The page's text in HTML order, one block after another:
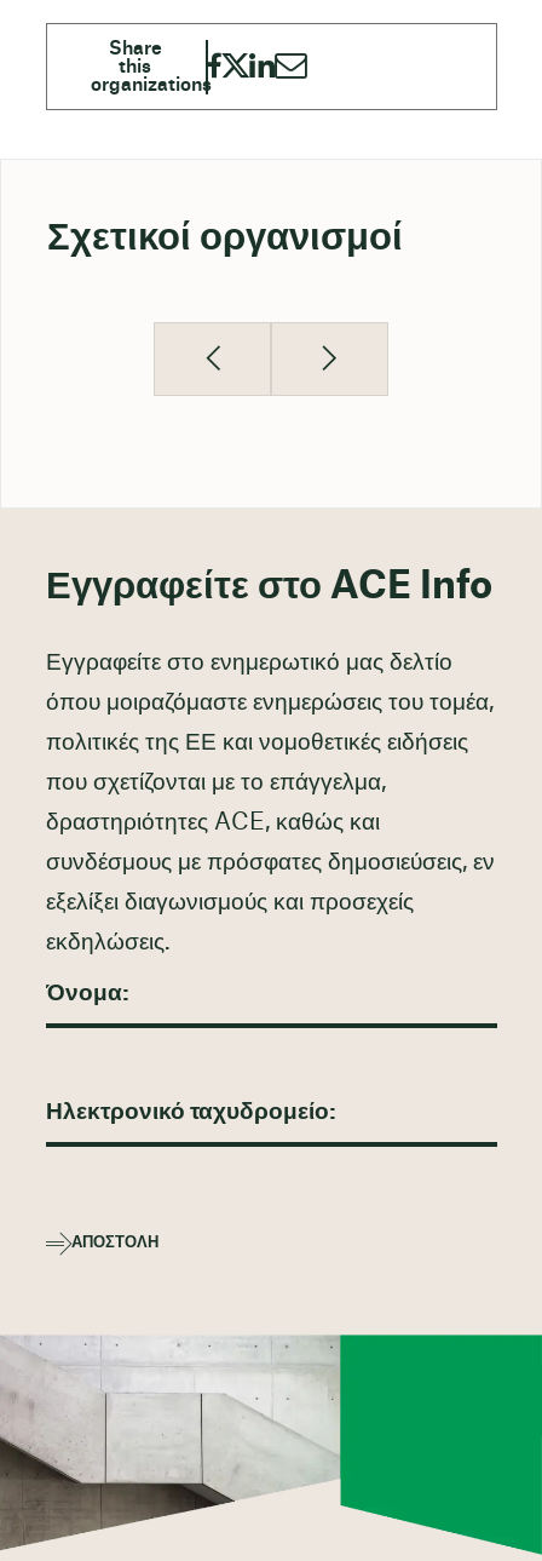
Σχετικοί οργανισμοί
Εγγραφείτε στο ACE Info
Εγγραφείτε στο ενημερωτικό μας δελτίο
όπου μοιραζόμαστε ενημερώσεις του τομέα,
πολιτικές της ΕΕ και νομοθετικές ειδήσεις
που σχετίζονται με το επάγγελμα,
δραστηριότητες ACE, καθώς και
συνδέσμους με πρόσφατες δημοσιεύσεις, εν
εξελίξει διαγωνισμούς και προσεχείς
εκδηλώσεις.
ΑΠΟΣΤΟΛΉ